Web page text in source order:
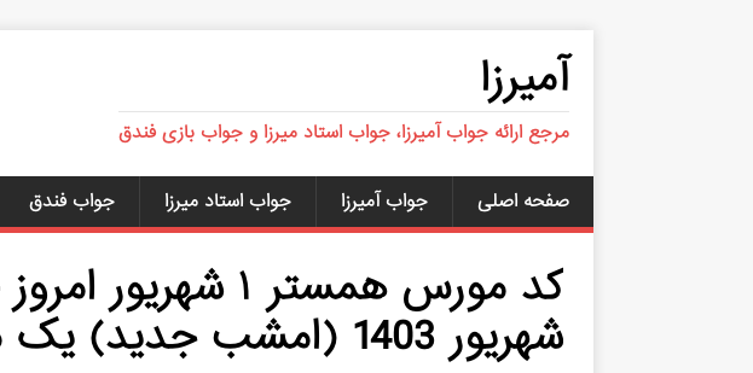
آمیرزا
مرجع ارائه جواب آمیرزا، جواب استاد میرزا و جواب بازی فندق
صفحه اصلی جواب آمیرزا جواب استاد میرزا جواب فندق
شهریور 1403 (امشب جدید) یک میلیونی